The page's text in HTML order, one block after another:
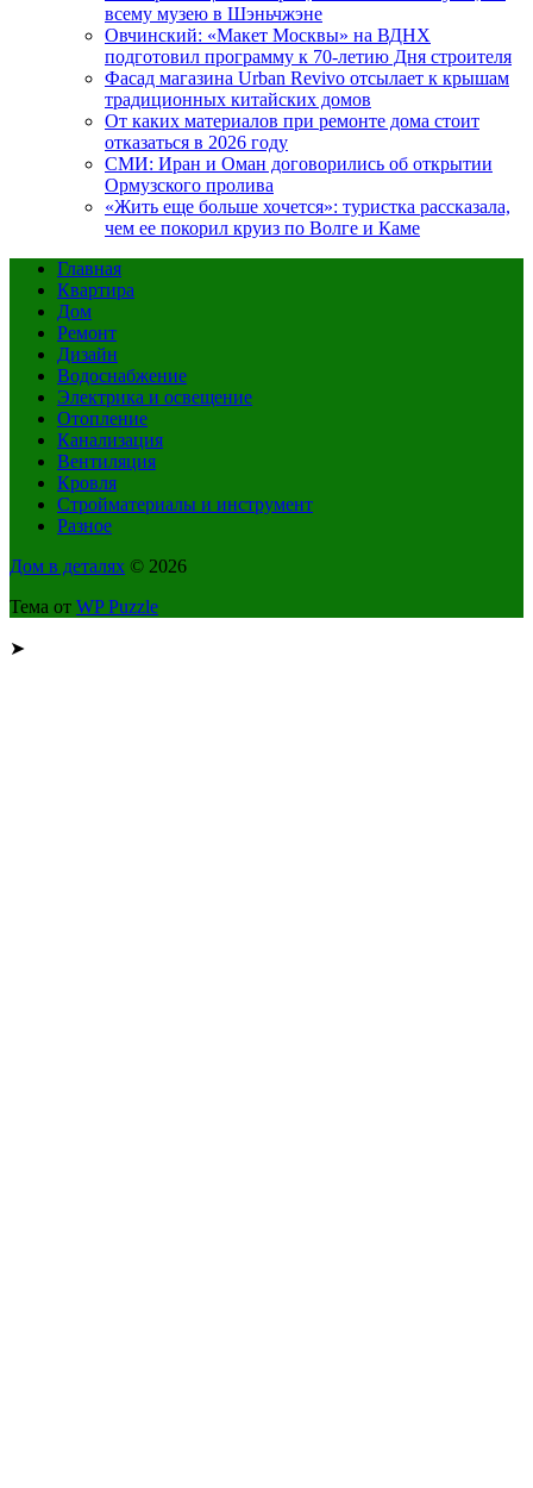
всему музею в Шэньчжэне
Овчинский: «Макет Москвы» на ВДНХ
подготовил программу к 70-летию Дня строителя
Фасад магазина Urban Revivo отсылает к крышам
традиционных китайских домов
От каких материалов при ремонте дома стоит
отказаться в 2026 году
СМИ: Иран и Оман договорились об открытии
Ормузского пролива
«Жить еще больше хочется»: туристка рассказала,
чем ее покорил круиз по Волге и Каме
Главная
Квартира
Дом
Ремонт
Дизайн
Водоснабжение
Электрика и освещение
Отопление
Канализация
Вентиляция
Кровля
Стройматериалы и инструмент
Разное
Дом в деталях © 2026
Тема от WP Puzzle
➤